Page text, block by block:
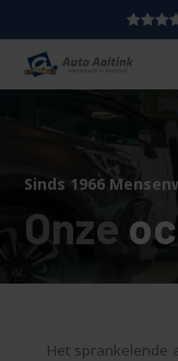
Sinds 1966
Onze
Het sprankelende